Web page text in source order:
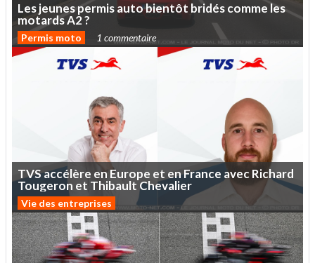
Lesjeunespermisautobientôt bridéscommeles
motardsA2?
Permis moto 1 commentaire
TVSaccélère enEurope et enFrance avecRichard
Tougeron et Thibault Chevalier
Vie des entreprises